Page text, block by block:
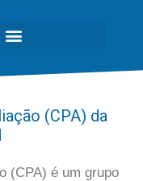
(CPA) da
(CPA) é um grupo